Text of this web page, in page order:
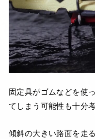
固定具がゴムなどを使
てしまう可能性も十分
傾斜の大きい路面を走